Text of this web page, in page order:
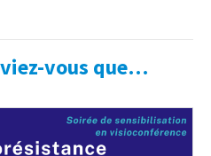
vous que…